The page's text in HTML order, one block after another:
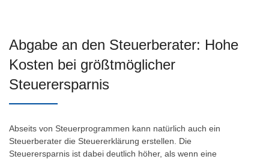
Abgabe an den Steuerberater: Hohe
Kosten bei größtmöglicher
Steuerersparnis
Abseits von Steuerprogrammen kann natürlich auch ein
Steuerberater die Steuererklärung erstellen. Die
Steuerersparnis ist dabei deutlich höher, als wenn eine